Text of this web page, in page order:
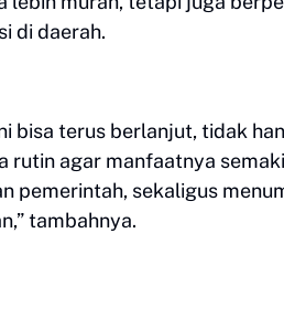
di daerah.
bisa terus berlanjut, tidak
rutin agar manfaatnya
pemerintah, sekaligus
tambahnya.